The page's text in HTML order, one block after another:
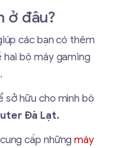
ở đâu?
các bạn có thêm
bộ máy gaming
sở hữu cho mình bộ
Đà Lạt.
cấp nhữngmáy